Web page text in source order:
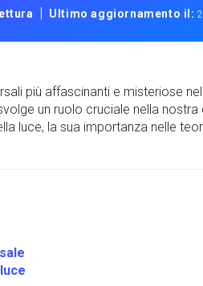
| Ultimo aggiornamento il:
più affascinanti e misteriose
un ruolo cruciale nella
luce, la sua importanza nelle